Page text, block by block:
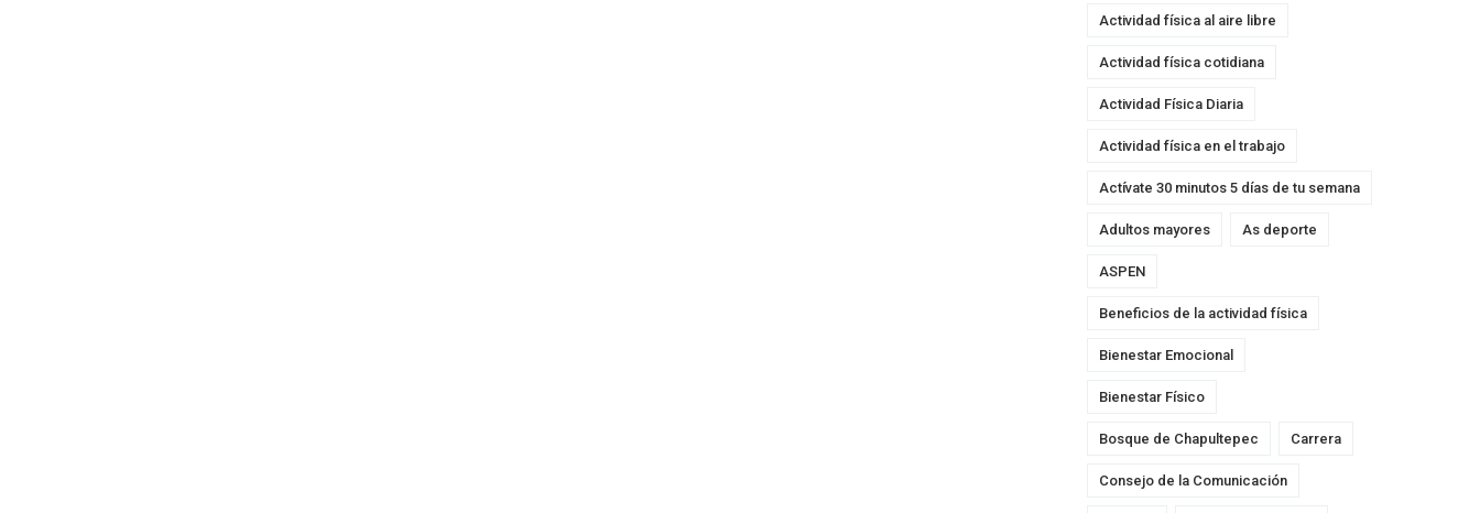
Actividad física al aire libre
Actividad física cotidiana
Actividad Física Diaria
Actividad física en el trabajo
Actívate 30 minutos 5 días de tu semana
Adultos mayores As deporte
ASPEN
Beneficios de la actividad física
Bienestar Emocional
Bienestar Físico
Bosque de Chapultepec Carrera
Consejo de la Comunicación